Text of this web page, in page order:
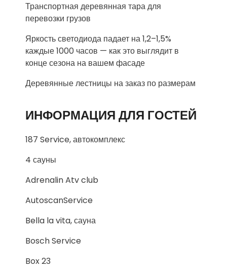
Транспортная деревянная тара для
перевозки грузов
Яркость светодиода падает на 1,2–1,5%
каждые 1000 часов — как это выглядит в
конце сезона на вашем фасаде
Деревянные лестницы на заказ по размерам
ИНФОРМАЦИЯ ДЛЯ ГОСТЕЙ
187 Service, автокомплекс
4 сауны
Adrenalin Atv club
AutoscanService
Bella la vita, сауна
Bosch Service
Box 23